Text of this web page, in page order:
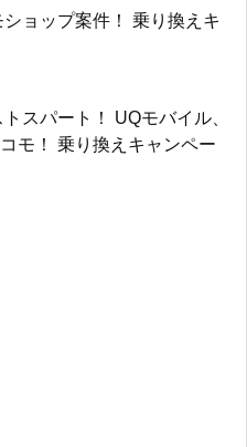
ショップ案件！ 乗り換えキ
スパート！ UQモバイル、
モ！ 乗り換えキャンペー